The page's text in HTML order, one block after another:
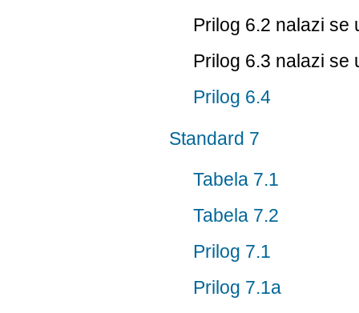
Prilog 6.2 nalazi se
Prilog 6.3 nalazi se
Prilog 6.4
Standard 7
Tabela 7.1
Tabela 7.2
Prilog 7.1
Prilog 7.1a